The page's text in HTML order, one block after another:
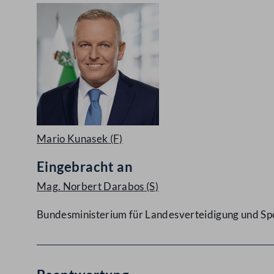
Mario Kunasek (F)
Eingebracht an
Mag. Norbert Darabos (S)
Bundesministerium für Landesverteidigung und